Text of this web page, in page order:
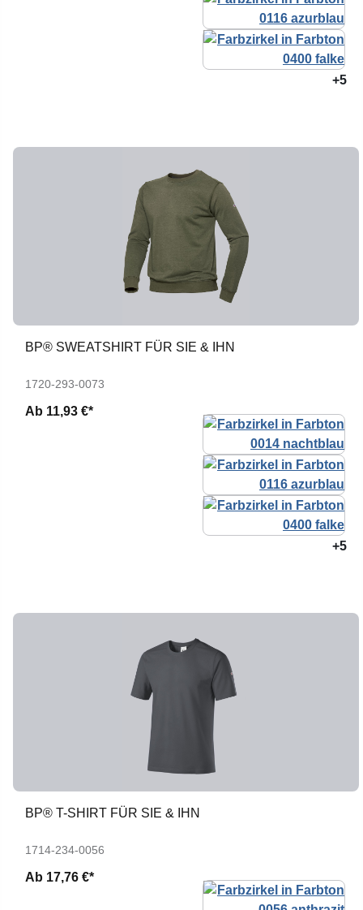
+5
BP® SWEATSHIRT FÜR SIE & IHN
1720-293-0073
Ab 11,93 €*
+5
BP® T-SHIRT FÜR SIE & IHN
1714-234-0056
Ab 17,76 €*